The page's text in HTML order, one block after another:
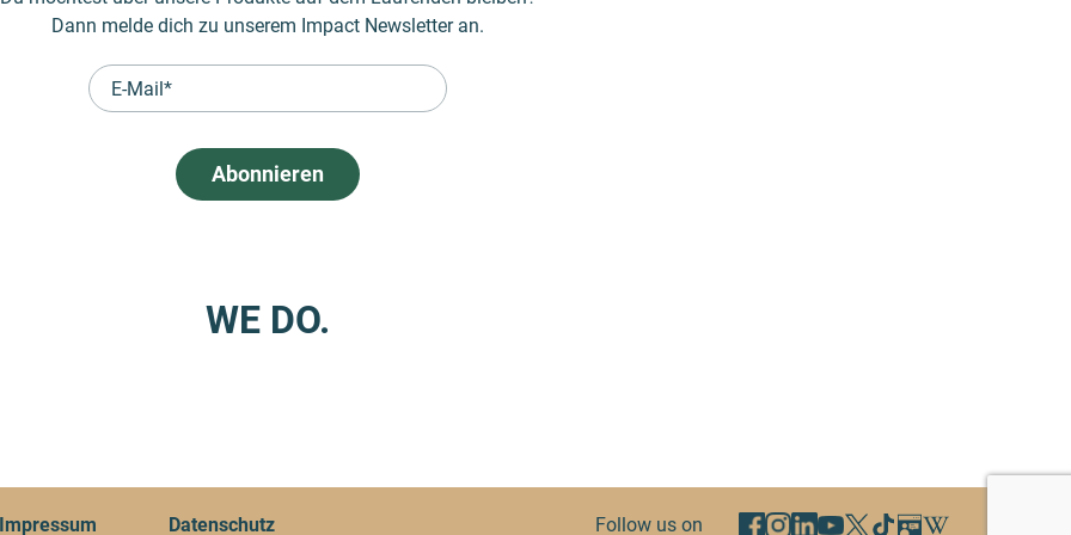
Dann melde dich zu unserem Impact Newsletter an.
WE DO.
Impressum Datenschutz Follow us on